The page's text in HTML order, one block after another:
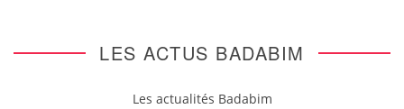
LES ACTUS BADABIM
Les actualités Badabim